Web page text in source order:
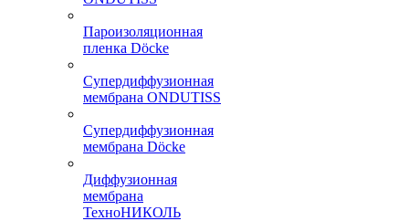
Пароизоляционная
пленка Döcke
Супердиффузионная
мембрана ONDUTISS
Супердиффузионная
мембрана Döcke
Диффузионная
мембрана
ТехноНИКОЛЬ